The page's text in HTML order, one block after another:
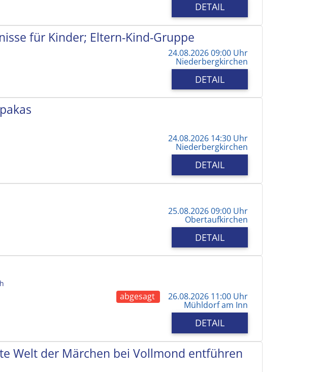
DETAIL
für Kinder; Eltern-Kind-Gruppe
24.08.2026 09:00 Uhr
Niederbergkirchen
DETAIL
24.08.2026 14:30 Uhr
Niederbergkirchen
DETAIL
25.08.2026 09:00 Uhr
Obertaufkirchen
DETAIL
abgesagt 26.08.2026 11:00 Uhr
Mühldorf am Inn
DETAIL
Welt der Märchen bei Vollmond entführen